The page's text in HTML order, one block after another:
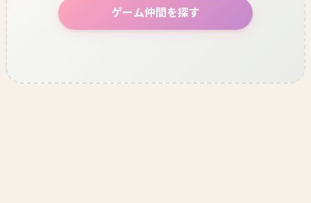
ゲーム仲間を探す